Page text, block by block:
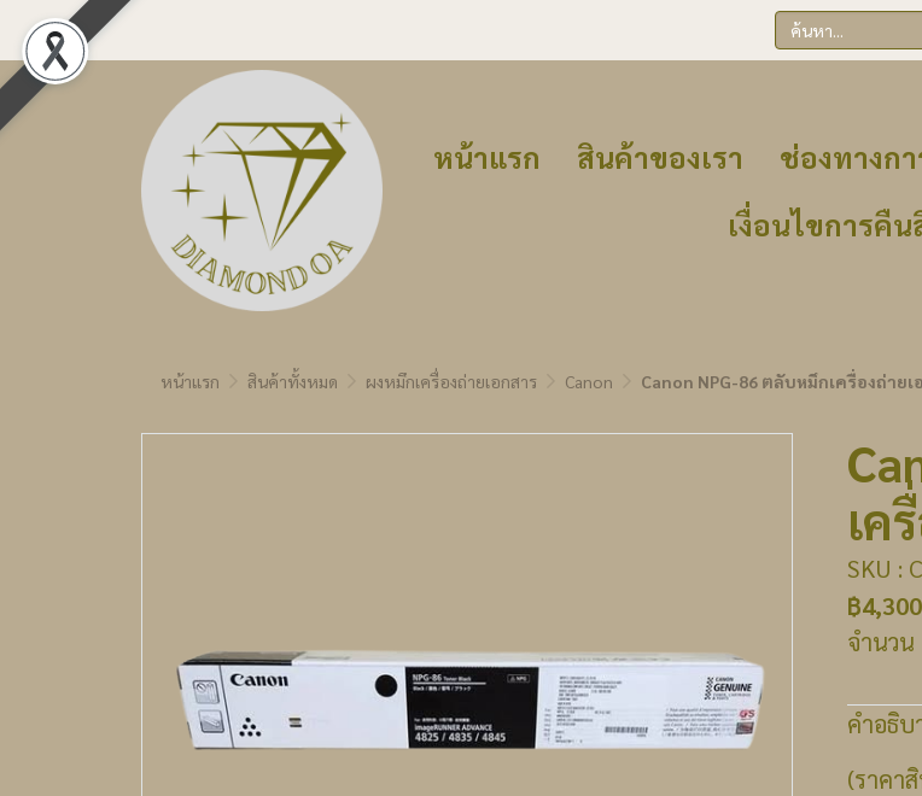
หน้าแรก สินค้าของเรา ช่องทางก
เงื่อนไขการคื
หน้าแรก สินค้าทั้งหมด ผงหมึกเครื่องถ่ายเอกสาร Canon Canon NPG-86 ตลับหมึกเครื่องถ่ายเ
เค
SKU :
฿4,300
จำนวน
คำอธิ
(ราคา